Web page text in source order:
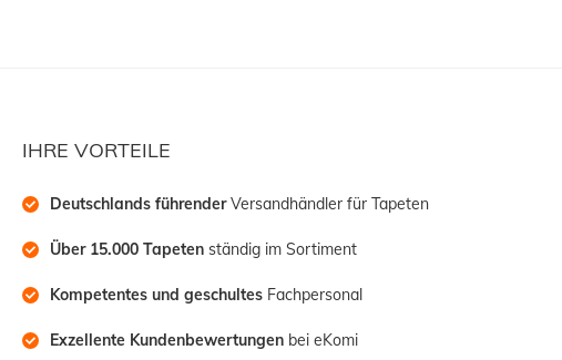
IHRE VORTEILE
Deutschlands führender Versandhändler für Tapeten
Über 15.000 Tapeten ständig im Sortiment
Kompetentes und geschultes Fachpersonal
Exzellente Kundenbewertungen bei eKomi